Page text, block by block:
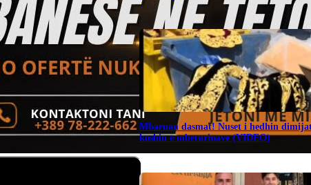
Mbaruan dasmat! Nuset i hedhin
koshin e mbeturinave (VIDEO)